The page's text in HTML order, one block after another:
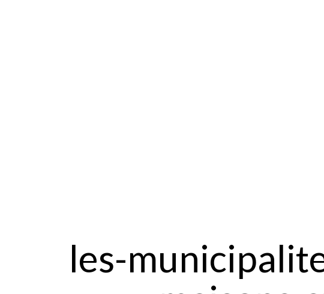
les-